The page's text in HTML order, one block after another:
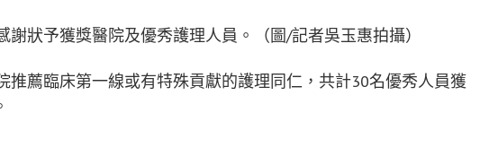
狀予獲獎醫院及優秀護理人員。（圖/記者吳玉惠拍攝）
推薦臨床第一線或有特殊貢獻的護理同仁，共計30名優秀人員獲